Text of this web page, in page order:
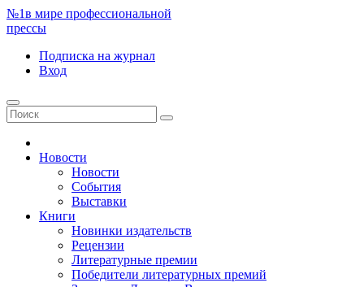
№1в мире профессиональной
прессы
Подписка на журнал
Вход
Новости
Новости
События
Выставки
Книги
Новинки издательств
Рецензии
Литературные премии
Победители литературных премий